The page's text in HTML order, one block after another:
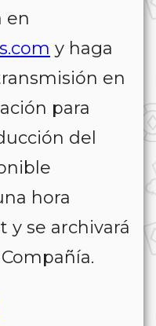
en
y haga
en
para
del
hora
y se archivará